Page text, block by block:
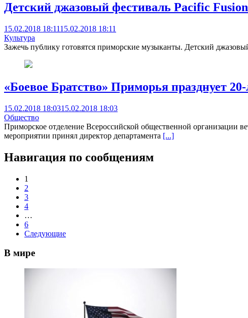
Детский джазовый фестиваль Pacific Fusion
15.02.2018 18:1115.02.2018 18:11
Культура
Зажечь публику готовятся приморские музыканты. Детский
«Боевое Братство» Приморья празднует 20-
15.02.2018 18:0315.02.2018 18:03
Общество
Приморское отделение Всероссийской общественной организации
мероприятии принял директор департамента [...]
Навигация по сообщениям
1
2
3
4
…
6
Следующие
В мире